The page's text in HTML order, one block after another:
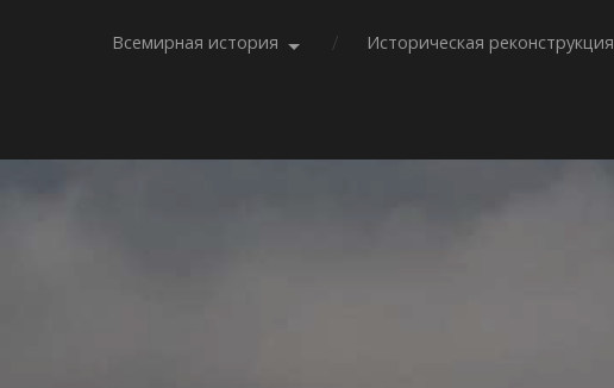
Всемирная история Историческая реконструкция